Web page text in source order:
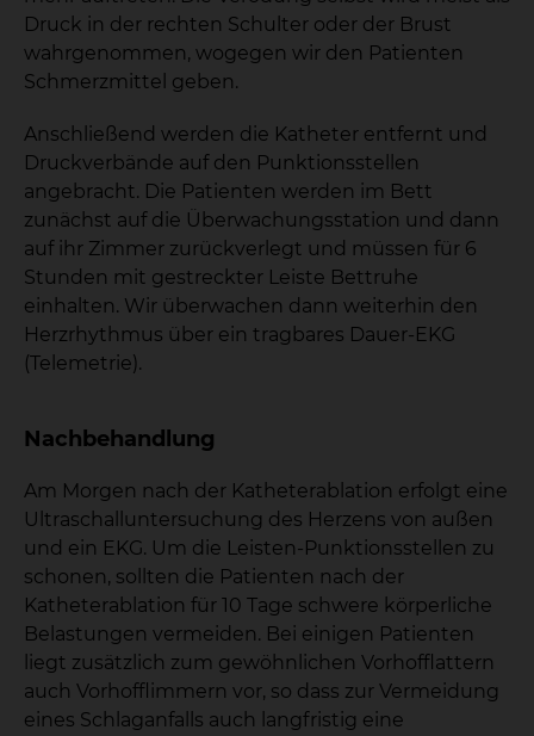
Druck in der rechten Schulter oder der Brust
wahrgenommen, wogegen wir den Patienten
Schmerzmittel geben.
Anschließend werden die Katheter entfernt und
Druckverbände auf den Punktionsstellen
angebracht. Die Patienten werden im Bett
zunächst auf die Überwachungsstation und dann
auf ihr Zimmer zurückverlegt und müssen für 6
Stunden mit gestreckter Leiste Bettruhe
einhalten. Wir überwachen dann weiterhin den
Herzrhythmus über ein tragbares Dauer-EKG
(Telemetrie).
Nachbehandlung
Am Morgen nach der Katheterablation erfolgt eine
Ultraschalluntersuchung des Herzens von außen
und ein EKG. Um die Leisten-Punktionsstellen zu
schonen, sollten die Patienten nach der
Katheterablation für 10 Tage schwere körperliche
Belastungen vermeiden. Bei einigen Patienten
liegt zusätzlich zum gewöhnlichen Vorhofflattern
auch Vorhofflimmern vor, so dass zur Vermeidung
eines Schlaganfalls auch langfristig eine